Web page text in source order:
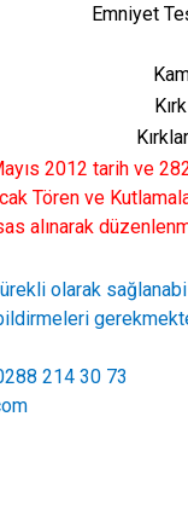
Emniyet
2012 tarih ve
Tören ve
alınarak
olarak
214 30 73